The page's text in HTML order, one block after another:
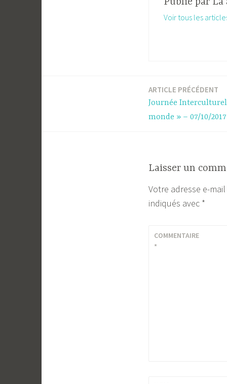
Voir tous les
ARTICLE PRÉCÉDENT
Journée
monde » – 07/10/
Laisser un
Votre adresse e-
indiqués avec *
COMMENTAIRE
*